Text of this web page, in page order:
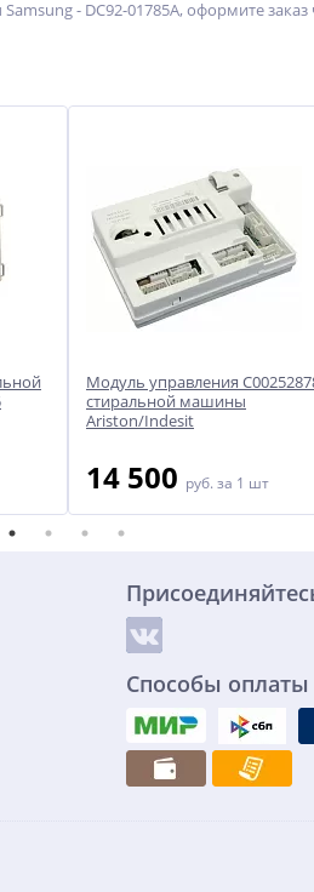
- DC92-01785A, оформите
Модуль управления
стиральной машины
Ariston/Indesit
14 500 руб. за 1 шт
Способы оплаты